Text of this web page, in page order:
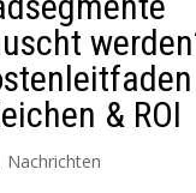
& ROI
Nachrichten